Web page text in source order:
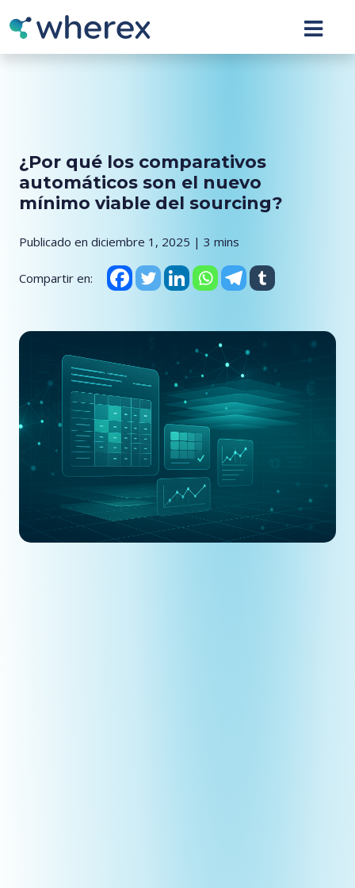
¿Por qué los comparativos
automáticos son el nuevo
mínimo viable del sourcing?
Publicado en diciembre 1, 2025 | 3 mins
Compartir en: